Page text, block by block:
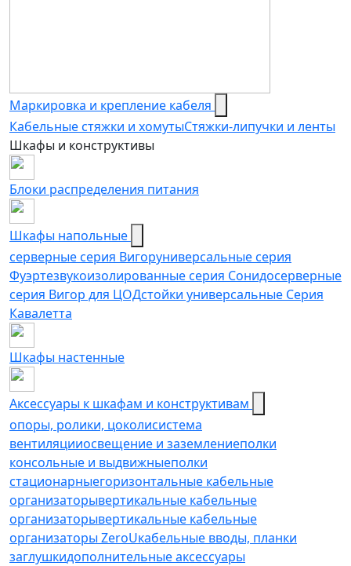
Маркировка и крепление кабеля
Кабельные стяжки и хомутыСтяжки-липучки и ленты
Шкафы и конструктивы
Блоки распределения питания
Шкафы напольные
серверные серия Вигоруниверсальные серия
Фуэртезвукоизолированные серия Сонидосерверные
серия Вигор для ЦОДстойки универсальные Серия
Кавалетта
Шкафы настенные
Аксессуары к шкафам и конструктивам
опоры, ролики, цоколиcистема
вентиляцииосвещение и заземлениеполки
консольные и выдвижныеполки
стационарныегоризонтальные кабельные
организаторывертикальные кабельные
организаторывертикальные кабельные
организаторы ZeroUкабельные вводы, планки
заглушкидополнительные аксессуары